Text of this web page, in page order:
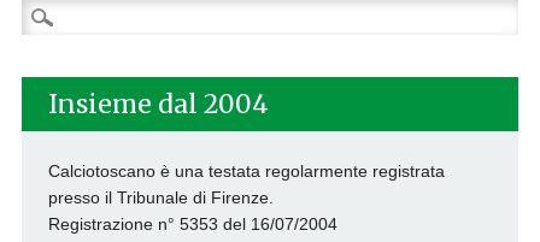
Ricerca
per:
Insieme dal 2004
Calciotoscano è una testata regolarmente registrata
presso il Tribunale di Firenze.
Registrazione n° 5353 del 16/07/2004